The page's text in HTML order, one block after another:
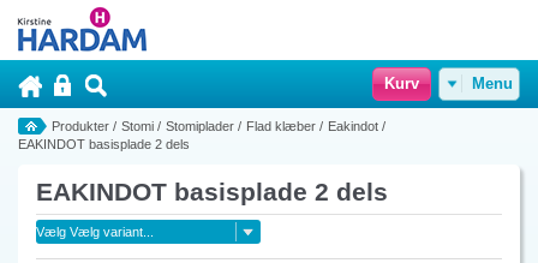
Kurv Menu
Produkter / Stomi / Stomiplader / Flad klæber / Eakindot /
EAKINDOT basisplade 2 dels
EAKINDOT basisplade 2 dels